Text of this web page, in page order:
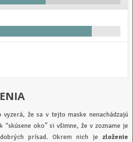
že sa v tejto maske nenachádzajú
“skúsene oko” si všimne, že v zozname je
prísad. Okrem nich jezloženie